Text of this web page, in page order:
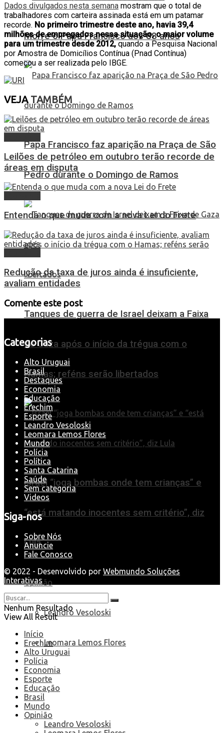
Morre o Papa Francisco aos 88 anos
Papa Francisco faz aparição na Praça de São
Pedro durante o Domingo de Ramos
Tanques de guerra de Israel deixam a Faixa
de Gaza após o início da trégua com o
Hamas; reféns serão libertados
Israel “joga bombas onde tem crianças” e
“está matando inocentes sem critério”, diz
Lula
Opinião
Leandro Vesoloski
Leomara Lemos Flores
Dados divulgados nesta semana mostram que o total de
trabalhadores com carteira assinada está em um patamar
recorde. No primeiro trimestre deste ano, havia 39,4
milhões de empregados nessa situação, o maior volume
para um trimestre desde 2012, quando a Pesquisa Nacional
por Amostra de Domicílios Contínua (Pnad Contínua)
começou a ser realizada pelo IBGE.
VEJATAMBÉM
Leilões de petróleo em outubro terão recorde de
áreas em disputa
Entenda o que muda com a nova Lei do Frete
Redução da taxa de juros ainda é insuficiente,
avaliam entidades
Comente este post
Categorias
Alto Uruguai
Brasil
Destaques
Economia
Educação
Erechim
Esporte
Leandro Vesoloski
Leomara Lemos Flores
Mundo
Polícia
Política
Santa Catarina
Saúde
Sem categoria
Videos
Siga-nos
Sobre Nós
Anuncie
Fale Conosco
© 2022 - Desenvolvido por Webmundo Soluções
Interativas
Nenhum Resultado
View All Result
Início
Erechim
Alto Uruguai
Polícia
Economia
Esporte
Educação
Brasil
Mundo
Opinião
Leandro Vesoloski